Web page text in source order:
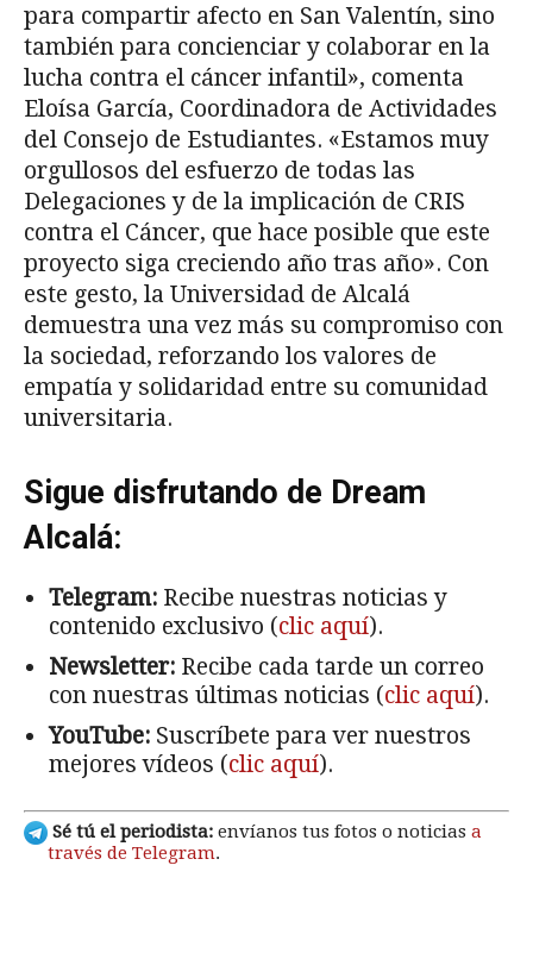
para compartir afecto en San Valentín, sino
también para concienciar y colaborar en la
lucha contra el cáncer infantil», comenta
Eloísa García, Coordinadora de Actividades
del Consejo de Estudiantes. «Estamos muy
orgullosos del esfuerzo de todas las
Delegaciones y de la implicación de CRIS
contra el Cáncer, que hace posible que este
proyecto siga creciendo año tras año». Con
este gesto, la Universidad de Alcalá
demuestra una vez más su compromiso con
la sociedad, reforzando los valores de
empatía y solidaridad entre su comunidad
universitaria.
Sigue disfrutando de Dream
Alcalá:
Telegram: Recibe nuestras noticias y
contenido exclusivo (clic aquí).
Newsletter: Recibe cada tarde un correo
con nuestras últimas noticias (clic aquí).
YouTube: Suscríbete para ver nuestros
mejores vídeos (clic aquí).
Sé tú el periodista: envíanos tus fotos o noticias a
través de Telegram.